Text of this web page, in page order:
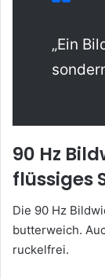
„Ein
90 Hz
flüssiges
Die 90 Hz
butterweich.
ruckelfrei.